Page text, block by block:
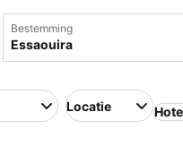
Bestemming
Locatie